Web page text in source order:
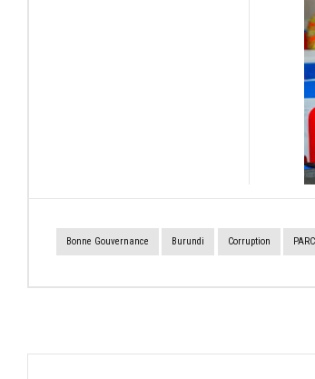
Bonne Gouvernance Burundi Corruption